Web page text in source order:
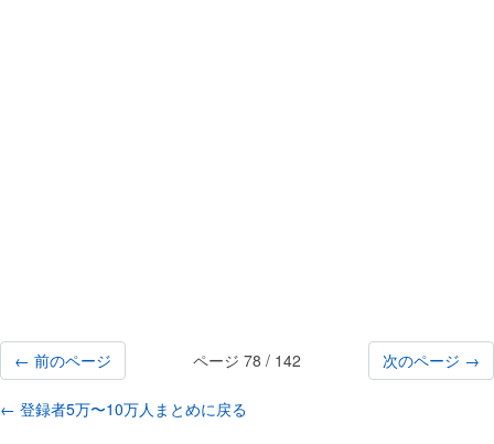
← 前のページ ページ 78 / 142 次のページ →
← 登録者5万〜10万人まとめに戻る